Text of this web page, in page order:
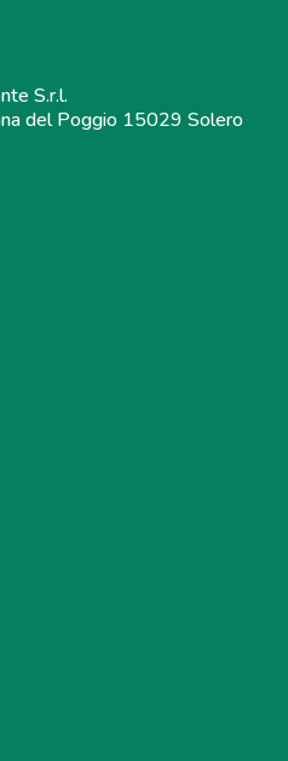
S.r.l.
del Poggio 15029 Solero